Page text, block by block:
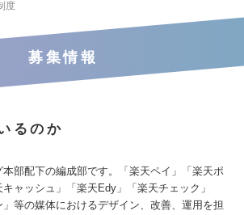
度
募集情報
るのか
部配下の編成部です。「楽天ペイ」「楽天ポ
ャッシュ」「楽天Edy」「楽天チェック」
」等の媒体におけるデザイン、改善、運用を担